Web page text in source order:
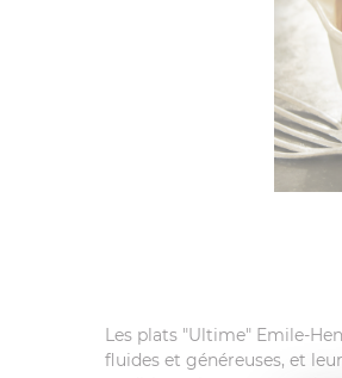
Les plats "Ultime" Emile-
fluides et généreuses, et